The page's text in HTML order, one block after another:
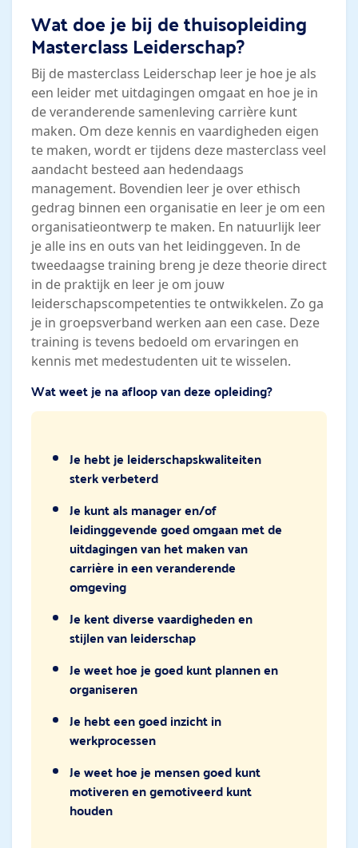
Wat doe je bij de thuisopleiding
Masterclass Leiderschap?
Bij de masterclass Leiderschap leer je hoe je als
een leider met uitdagingen omgaat en hoe je in
de veranderende samenleving carrière kunt
maken. Om deze kennis en vaardigheden eigen
te maken, wordt er tijdens deze masterclass veel
aandacht besteed aan hedendaags
management. Bovendien leer je over ethisch
gedrag binnen een organisatie en leer je om een
organisatieontwerp te maken. En natuurlijk leer
je alle ins en outs van het leidinggeven. In de
tweedaagse training breng je deze theorie direct
in de praktijk en leer je om jouw
leiderschapscompetenties te ontwikkelen. Zo ga
je in groepsverband werken aan een case. Deze
training is tevens bedoeld om ervaringen en
kennis met medestudenten uit te wisselen.
Wat weet je na afloop van deze opleiding?
Je hebt je leiderschapskwaliteiten
sterk verbeterd
Je kunt als manager en/of
leidinggevende goed omgaan met de
uitdagingen van het maken van
carrière in een veranderende
omgeving
Je kent diverse vaardigheden en
stijlen van leiderschap
Je weet hoe je goed kunt plannen en
organiseren
Je hebt een goed inzicht in
werkprocessen
Je weet hoe je mensen goed kunt
motiveren en gemotiveerd kunt
houden